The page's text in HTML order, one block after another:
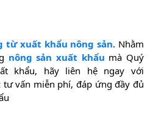
từ xuất khẩu nông sản. Nhằm
nông sản xuất khẩu mà Quý
khẩu, hãy liên hệ ngay với
tư vấn miễn phí, đáp ứng đầy đủ